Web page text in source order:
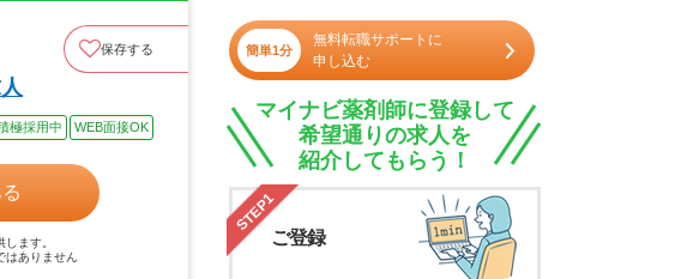
保存する
極採用中 WEB面接OK
ます。
はありません
簡単1分
無料転職サポートに
申し込む
マイナビ薬剤師に登録して
希望通りの求人を
紹介してもらう！
STEP1
ご登録